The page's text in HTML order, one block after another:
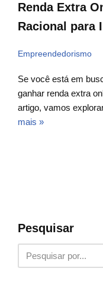
Renda Extra
Racional para
Empreendedorismo
Se você está em
ganhar renda extra
artigo, vamos
mais »
Pesquisar